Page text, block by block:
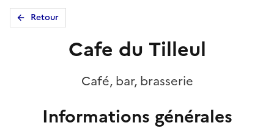
Retour
Cafe du Tilleul
Café, bar, brasserie
Informations générales